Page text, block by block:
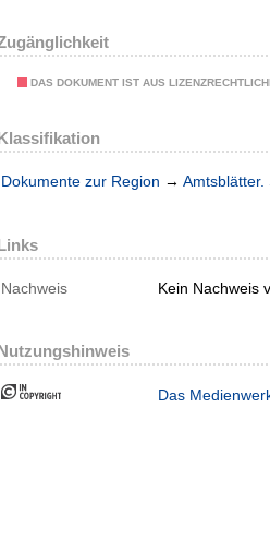
DAS DOKUMENT IST AUS
Klassifikation
Dokumente zur Region → Amtsblätter.
Nachweis Kein Nachweis
Das